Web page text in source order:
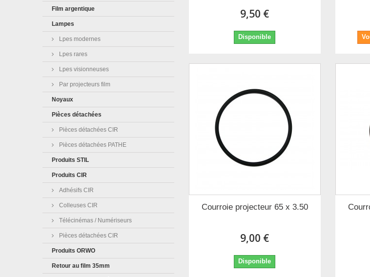
Film argentique
Lampes
Lpes modernes
Lpes rares
Lpes visionneuses
Par projecteurs film
Noyaux
Pièces détachées
Pièces détachées CIR
Pièces détachées PATHE
Produits STIL
Produits CIR
Adhésifs CIR
Colleuses CIR
Télécinémas / Numériseurs
Pièces détachées CIR
Produits ORWO
Retour au film 35mm
9,50 €
Disponible
Courroie projecteur 65 x 3.50
9,00 €
Disponible